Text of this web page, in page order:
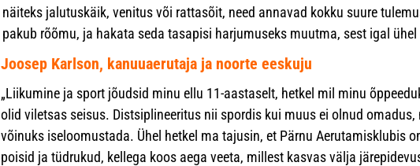
näiteks jalutuskäik, venitus või rattasõit, need annavad kokku suure
pakub rõõmu, ja hakata seda tasapisi harjumuseks muutma, sest igal
Joosep Karlson, kanuuaerutaja ja noorte eeskuju
„Liikumine ja sport jõudsid minu ellu 11-aastaselt, hetkel mil minu
olid viletsas seisus. Distsiplineeritus nii spordis kui muus ei olnud omadus,
võinuks iseloomustada. Ühel hetkel ma tajusin, et Pärnu Aerutamisklubis
poisid ja tüdrukud, kellega koos aega veeta, millest kasvas välja